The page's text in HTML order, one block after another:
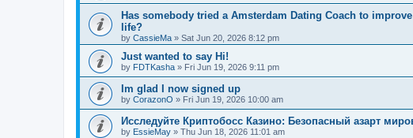
Has somebody tried a Amsterdam Dating Coach to
life?
by CassieMa » Sat Jun 20, 2026 8:12 pm
Just wanted to say Hi!
by FDTKasha » Fri Jun 19, 2026 9:11 pm
Im glad I now signed up
by CorazonO » Fri Jun 19, 2026 10:00 am
Исследуйте Криптобосс Казино: Безопасный азарт
by EssieMay » Thu Jun 18, 2026 11:01 am